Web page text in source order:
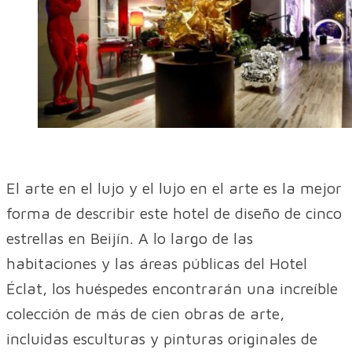
El arte en el lujo y el lujo en el arte es la mejor
forma de describir este hotel de diseño de cinco
estrellas en Beijín. A lo largo de las
habitaciones y las áreas públicas del Hotel
Éclat, los huéspedes encontrarán una increíble
colección de más de cien obras de arte,
incluidas esculturas y pinturas originales de